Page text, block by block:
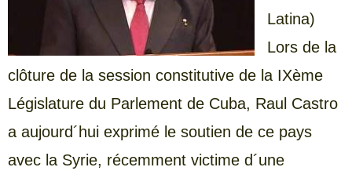
Latina)
Lors de la
clôture de la session constitutive de la IXème
Législature du Parlement de Cuba, Raul Castro
a aujourd´hui exprimé le soutien de ce pays
avec la Syrie, récemment victime d´une